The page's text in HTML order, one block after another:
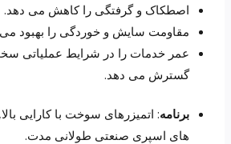
اصطکاک و گرفتگی را کاهش می دهد.
مقاومت سایش و خوردگی را بهبود
عمر خدمات را در شرایط عملیاتی
گسترش می دهد.
برنامه: اتمیزرهای سوخت با کارایی
های اسپری صنعتی طولانی مدت.